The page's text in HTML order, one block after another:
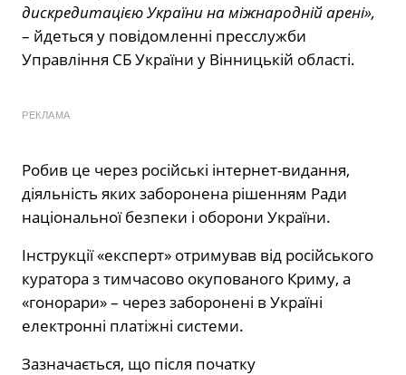
дискредитацією України на міжнародній арені»,
– йдеться у повідомленні пресслужби
Управління СБ України у Вінницькій області.
РЕКЛАМА
Робив це через російські інтернет-видання,
діяльність яких заборонена рішенням Ради
національної безпеки і оборони України.
Інструкції «експерт» отримував від російського
куратора з тимчасово окупованого Криму, а
«гонорари» – через заборонені в Україні
електронні платіжні системи.
Зазначається, що після початку